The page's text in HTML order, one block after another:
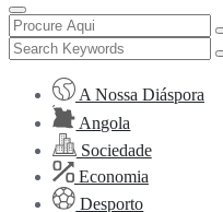
A Nossa Diáspora
Angola
Sociedade
Economia
Desporto